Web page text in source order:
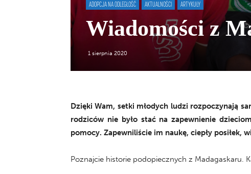
ADOPCJA NA ODLEGŁOŚĆ AKTUALNOŚCI ARTYKUŁY
Wiadomości z
1 sierpnia 2020
Dzięki Wam, setki młodych ludzi rozpoczynają
rodziców nie było stać na zapewnienie
pomocy. Zapewniliście im naukę, ciepły posiłek,
Poznajcie historie podopiecznych z Madagaskaru.